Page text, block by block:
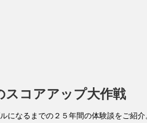
スコアアップ大作戦
になるまでの２５年間の体験談をご紹